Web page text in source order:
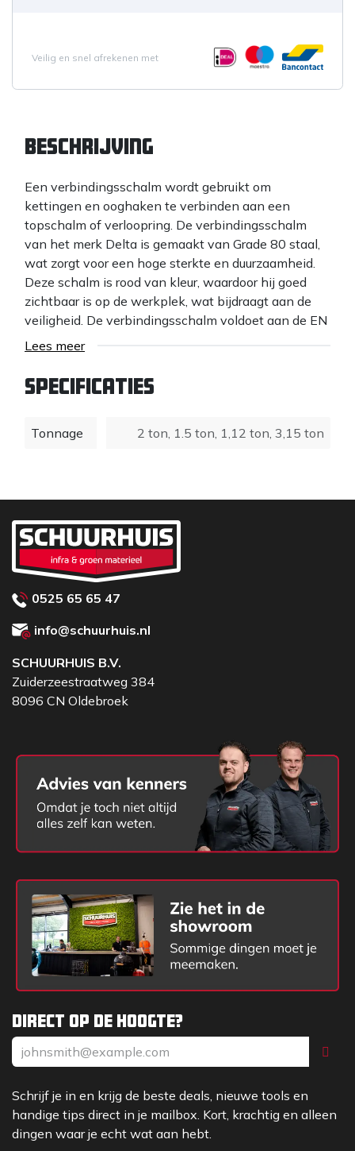
Veilig en snel afrekenen met
Beschrijving
Een verbindingsschalm wordt gebruikt om
kettingen en ooghaken te verbinden aan een
topschalm of verloopring. De verbindingsschalm
van het merk Delta is gemaakt van Grade 80 staal,
wat zorgt voor een hoge sterkte en duurzaamheid.
Deze schalm is rood van kleur, waardoor hij goed
zichtbaar is op de werkplek, wat bijdraagt aan de
veiligheid. De verbindingsschalm voldoet aan de EN
1677 normering en is CE-gecertificeerd, wat garant
kwaliteitsnormen. Deze eigenschappen maken de
Delta verbindingsschalm een betrouwbare keuze
Lees meer
Specificaties
Tonnage 2 ton, 1.5 ton, 1,12 ton, 3,15 ton
Direct op de hoogte?
Schrijf je in en krijg de beste deals, nieuwe tools en
handige tips direct in je mailbox. Kort, krachtig en alleen
dingen waar je echt wat aan hebt.
0525 65 65 47
info@schuurhuis.nl
SCHUURHUIS B.V.
Zuiderzeestraatweg 384
8096 CN Oldebroek